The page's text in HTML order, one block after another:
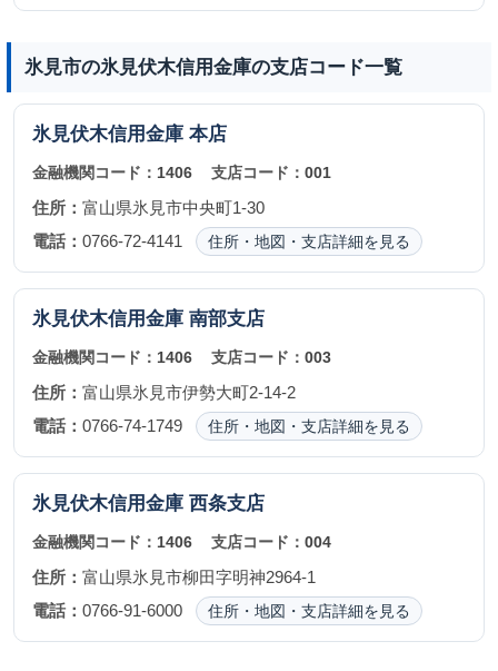
氷見市の氷見伏木信用金庫の支店コード一覧
氷見伏木信用金庫 本店
金融機関コード： 1406 支店コード：001
住所： 富山県氷見市中央町1-30
電話： 0766-72-4141 住所・地図・支店詳細を見る
氷見伏木信用金庫 南部支店
金融機関コード： 1406 支店コード：003
住所： 富山県氷見市伊勢大町2-14-2
電話： 0766-74-1749 住所・地図・支店詳細を見る
氷見伏木信用金庫 西条支店
金融機関コード： 1406 支店コード：004
住所： 富山県氷見市柳田字明神2964-1
電話： 0766-91-6000 住所・地図・支店詳細を見る